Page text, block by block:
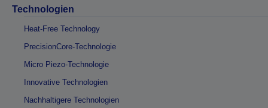
Technologien
Heat-Free Technology
PrecisionCore-Technologie
Micro Piezo-Technologie
Innovative Technologien
Nachhaltigere Technologien